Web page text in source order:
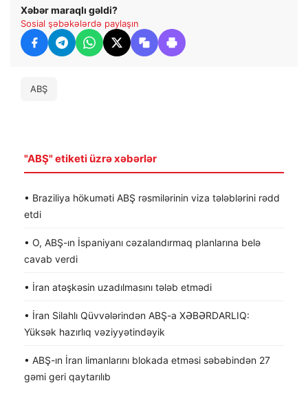
Xəbər maraqlı gəldi?
Sosial şəbəkələrdə paylaşın
ABŞ
"ABŞ" etiketi üzrə xəbərlər
• Braziliya hökuməti ABŞ rəsmilərinin viza tələblərini rədd
etdi
• O, ABŞ-ın İspaniyanı cəzalandırmaq planlarına belə
cavab verdi
• İran atəşkəsin uzadılmasını tələb etmədi
• İran Silahlı Qüvvələrindən ABŞ-a XƏBƏRDARLIQ:
Yüksək hazırlıq vəziyyətindəyik
• ABŞ-ın İran limanlarını blokada etməsi səbəbindən 27
gəmi geri qaytarılıb